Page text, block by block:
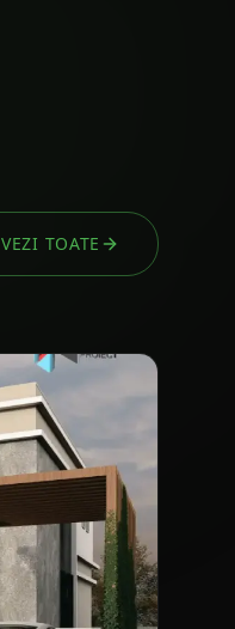
VEZI TOATE